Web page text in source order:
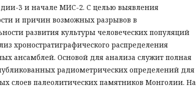
3 и начале МИС-2. C целью выявления
и причин возможных разрывов в
развития культуры человеческих популяций
хроностратиграфического распределения
ансамблей. Основой для анализа служит полная
радиометрических определений для
слоев палеолитических памятников Монголии. На